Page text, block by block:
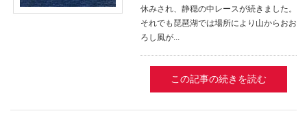
休みされ、静穏の中レースが続きました。
それでも琵琶湖では場所により山からおお
ろし風が...
この記事の続きを読む